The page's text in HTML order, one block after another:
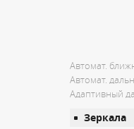
Автомат.
Автомат.
Адаптивный
Зеркала